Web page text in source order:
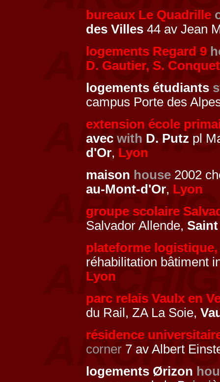
bureaux Le Quadrille
des Villes 44 av Jean
logements Regard 9
D. Gautier, S. Conquet
logements étudiants
campus Porte des
extension école
avec with D. Putz pl
d'Or, Lyon
maison house 2002
au-Mont-d'Or, Lyon
groupe scolaire
Salvador Allende,
plateforme
réhabilitation bâtiment
Lyon
parc relais Vaulx en
du Rail, ZA La Soie,
résidence
corner 7 av Albert
logements Ørizon